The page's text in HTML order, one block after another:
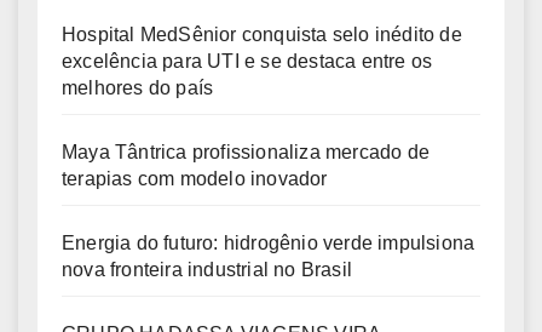
Hospital MedSênior conquista selo inédito de
excelência para UTI e se destaca entre os
melhores do país
Maya Tântrica profissionaliza mercado de
terapias com modelo inovador
Energia do futuro: hidrogênio verde impulsiona
nova fronteira industrial no Brasil